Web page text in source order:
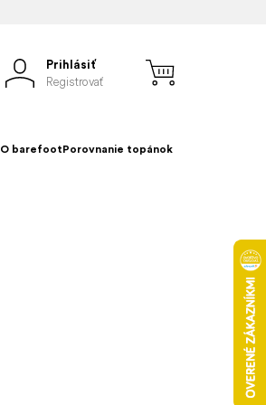
Prihlásiť
Registrovať
O barefootPorovnanie topánok